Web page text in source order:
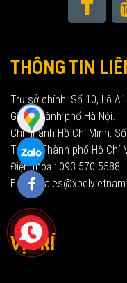
THÔNG TIN
Trụ sở chính: Số 10, Lô
Giấy, Thành phố Hà Nội.
Chi nhánh Hồ Chí Minh:
Trung, Thành phố Hồ Chí
Điện thoại: 093 570 5588
Email:
VỊ TRÍ